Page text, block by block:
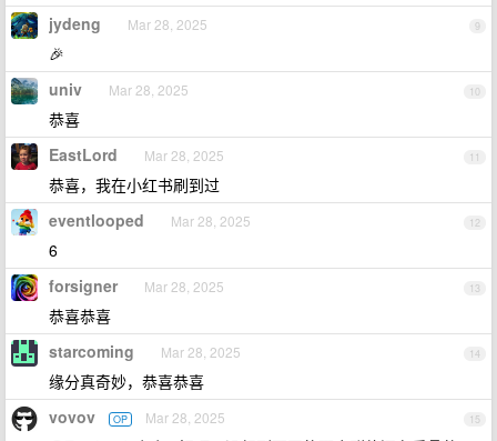
9
jydeng Mar 28, 2025
🎉
10
univ Mar 28, 2025
恭喜
11
EastLord Mar 28, 2025
恭喜，我在小红书刷到过
12
eventlooped Mar 28, 2025
6
13
forsigner Mar 28, 2025
恭喜恭喜
14
starcoming Mar 28, 2025
缘分真奇妙，恭喜恭喜
15
vovov OP Mar 28, 2025